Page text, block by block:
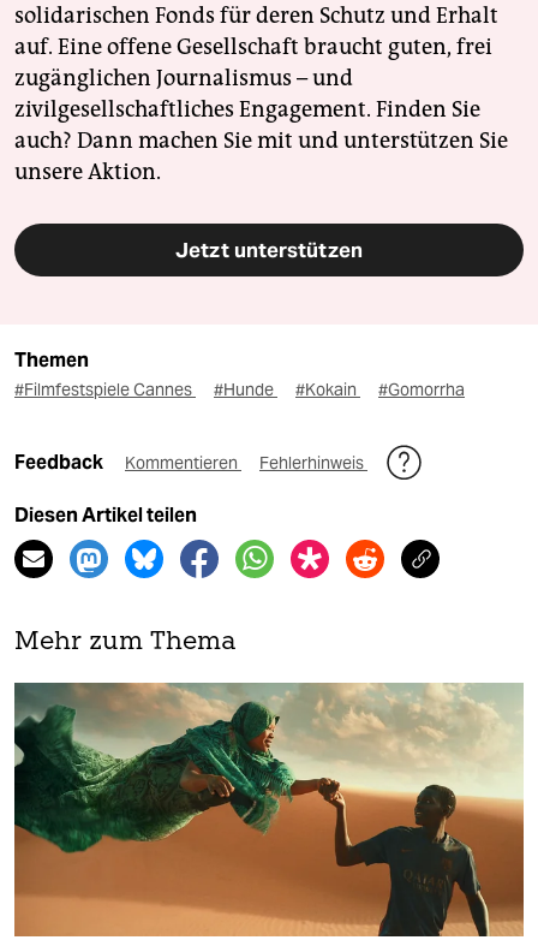
solidarischen Fonds für deren Schutz und Erhalt
auf. Eine offene Gesellschaft braucht guten, frei
zugänglichen Journalismus – und
zivilgesellschaftliches Engagement. Finden Sie
auch? Dann machen Sie mit und unterstützen Sie
unsere Aktion.
Jetzt unterstützen
Themen
#Filmfestspiele Cannes #Hunde #Kokain #Gomorrha
Feedback Kommentieren Fehlerhinweis
Diesen Artikel teilen
Mehr zum Thema